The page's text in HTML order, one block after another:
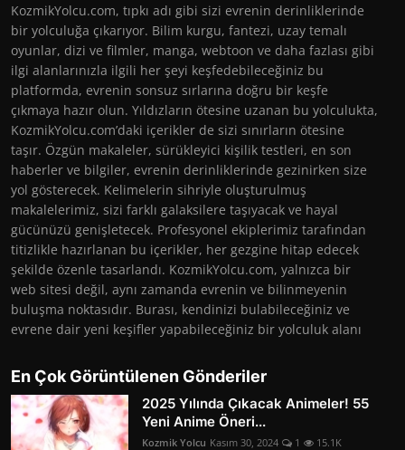
KozmikYolcu.com, tıpkı adı gibi sizi evrenin derinliklerinde
bir yolculuğa çıkarıyor. Bilim kurgu, fantezi, uzay temalı
oyunlar, dizi ve filmler, manga, webtoon ve daha fazlası gibi
ilgi alanlarınızla ilgili her şeyi keşfedebileceğiniz bu
platformda, evrenin sonsuz sırlarına doğru bir keşfe
çıkmaya hazır olun. Yıldızların ötesine uzanan bu yolculukta,
KozmikYolcu.com’daki içerikler de sizi sınırların ötesine
taşır. Özgün makaleler, sürükleyici kişilik testleri, en son
haberler ve bilgiler, evrenin derinliklerinde gezinirken size
yol gösterecek. Kelimelerin sihriyle oluşturulmuş
makalelerimiz, sizi farklı galaksilere taşıyacak ve hayal
gücünüzü genişletecek. Profesyonel ekiplerimiz tarafından
titizlikle hazırlanan bu içerikler, her gezgine hitap edecek
şekilde özenle tasarlandı. KozmikYolcu.com, yalnızca bir
web sitesi değil, aynı zamanda evrenin ve bilinmeyenin
buluşma noktasıdır. Burası, kendinizi bulabileceğiniz ve
evrene dair yeni keşifler yapabileceğiniz bir yolculuk alanı
En Çok Görüntülenen Gönderiler
2025 Yılında Çıkacak Animeler! 55
Yeni Anime Öneri...
Kozmik Yolcu Kasım 30, 2024 1 15.1K